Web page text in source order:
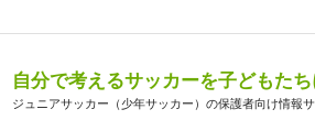
自分で考えるサッカーを子どもたち
ジュニアサッカー（少年サッカー）の保護者向け情報サ